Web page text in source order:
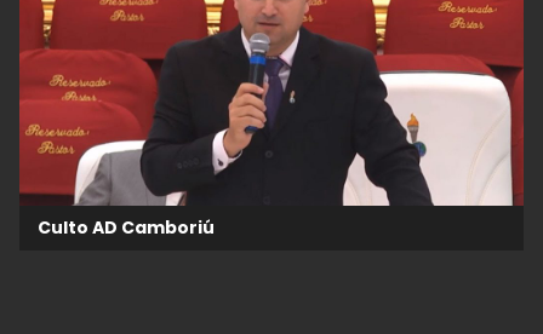
Culto AD Camboriú